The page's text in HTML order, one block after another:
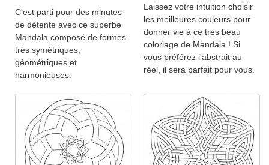
C'est parti pour des minutes
de détente avec ce superbe
Mandala composé de formes
très symétriques,
géométriques et
harmonieuses.
Laissez votre intuition choisir
les meilleures couleurs pour
donner vie à ce très beau
coloriage de Mandala ! Si
vous préférez l'abstrait au
réel, il sera parfait pour vous.